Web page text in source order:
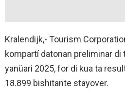
Kralendijk,- Tourism
kompartí datonan preliminar di
yanüari 2025, for di kua ta
18.899 bishitante stayover.